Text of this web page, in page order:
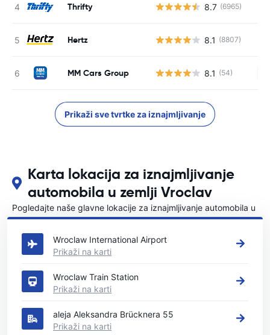
Thrifty 8.7 (6965)
Hertz 8.1 (8807)
MM Cars Group 8.1 (54)
Prikaži sve tvrtke za iznajmljivanje
Karta lokacija za iznajmljivanje
automobila u zemlji Vroclav
Pogledajte naše glavne lokacije za iznajmljivanje automobila u
Vroclav
Wroclaw International Airport
Prikaži na karti
Wroclaw Train Station
Prikaži na karti
aleja Aleksandra Brücknera 55
Prikaži na karti